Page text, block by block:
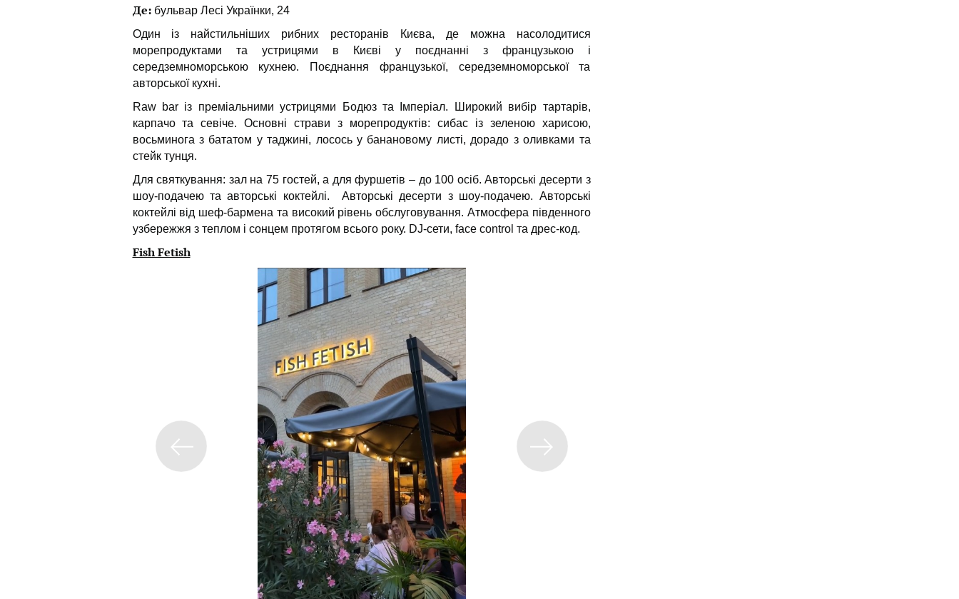
Де:бульвар Лесі Українки, 24
Один із найстильніших рибних ресторанів Києва, де можна насолодитися
морепродуктами та устрицями в Києві у поєднанні з французькою і
середземноморською кухнею. Поєднання французької, середземноморської та
авторської кухні.
Raw bar із преміальними устрицями Бодюз та Імперіал. Широкий вибір тартарів,
карпачо та севіче. Основні страви з морепродуктів: сибас із зеленою харисою,
восьминога з бататом у таджині, лосось у банановому листі, дорадо з оливками та
стейк тунця.
Для святкування: зал на 75 гостей, а для фуршетів – до 100 осіб. Авторські десерти з
шоу-подачею та авторські коктейлі. Авторські десерти з шоу-подачею. Авторські
коктейлі від шеф-бармена та високий рівень обслуговування. Атмосфера південного
узбережжя з теплом і сонцем протягом всього року. DJ-сети, face control та дрес-код.
Fish Fetish